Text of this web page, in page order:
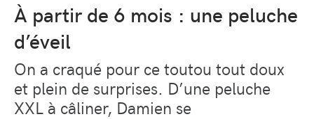
À partir de 6 mois : une peluche
d’éveil
On a craqué pour ce toutou tout doux
et plein de surprises. D’une peluche
XXL à câliner, Damien se